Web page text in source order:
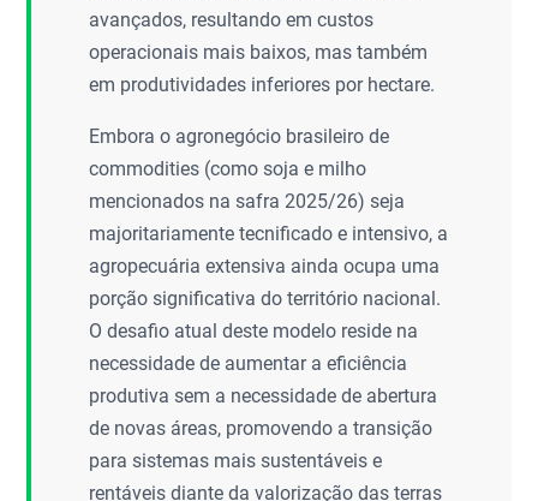
avançados, resultando em custos
operacionais mais baixos, mas também
em produtividades inferiores por hectare.
Embora o agronegócio brasileiro de
commodities (como soja e milho
mencionados na safra 2025/26) seja
majoritariamente tecnificado e intensivo, a
agropecuária extensiva ainda ocupa uma
porção significativa do território nacional.
O desafio atual deste modelo reside na
necessidade de aumentar a eficiência
produtiva sem a necessidade de abertura
de novas áreas, promovendo a transição
para sistemas mais sustentáveis e
rentáveis diante da valorização das terras